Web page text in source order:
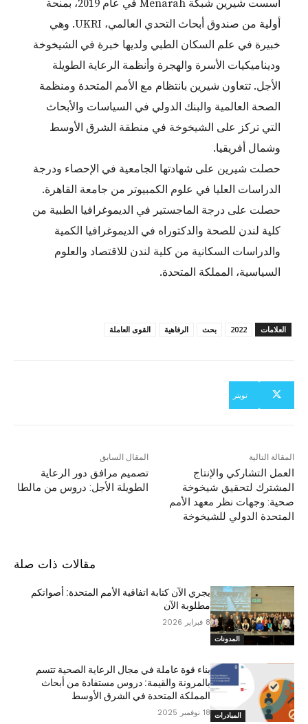
أسست شيرين شبكة Menarah في عام 2019، بمنحة
أولية من صندوق أبحاث التحدي العالمي، UKRI. وهي
خبيرة في علم السكان الطبي ولديها خبرة في الشيخوخة
وديناميكيات الأسرة والهجرة وأنظمة الرعاية الطويلة
الأجل. تتعاون شيرين بانتظام مع الأمم المتحدة ومنظمة
الصحة العالمية والبنك الدولي في السياسات والأبحاث
التي تركز على الشيخوخة في منطقة الشرق الأوسط
وشمال أفريقيا.
حصلت شيرين على شهادتها الجامعية في الإحصاء ودرجة
الدراسات العليا في علوم الكمبيوتر من جامعة القاهرة.
حصلت على درجة الماجستير في الديموغرافيا الطبية من
كلية لندن للصحة والدكتوراه في الديموغرافيا الكمية
والدراسات السكانية من كلية لندن للاقتصاد والعلوم
السياسية، المملكة المتحدة.
العلامات 2022 بحث الرفاهية القوى العاملة
تويتر
المقال السابق
تصميم مرافق دور الرعاية
الطويلة الأجل: دروس من مالطا
المقالة التالية
العمل التشاركي والإنتاج
المشترك لتحقيق شيخوخة
صحية: وجهات نظر معهد الأمم
المتحدة الدولي للشيخوخة
مقالات ذات صلة
المدونات
يجري الآن كتابة اتفاقية الأمم المتحدة: أصواتكم
مطلوبة الآن
8 فبراير 2026
المبادرات
بناء قوة عاملة في مجال الرعاية الصحية تتسم
بالمرونة والقيمة: دروس مستفادة من أبحاث
المملكة المتحدة في الشرق الأوسط
18 نوفمبر 2025